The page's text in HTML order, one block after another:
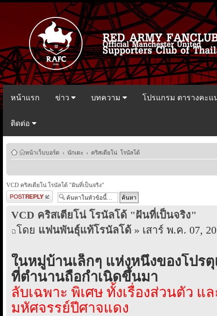
หน้าแรก ข่าว บทความ โปรแกรม ตารางคะ
ติดต่อ
หน้าเว็บบอร์ด ‹ นักเตะ ‹ คริสเตียโน่ โรนัลโด้
VCD คริสเตียโน่ โรนัลโด้ "ฝันที่เป็นจริง"
ตอบกระทู้
VCD คริสเตียโน่ โรนัลโด้ "ฝันที่เป็นจริง"
โดย แฟนพันธุ์แท้โรนัลโด้ » เสาร์ พ.ค. 07,
ในหมู่บ้านเล็กๆ แห่งหนึ่งของโปรตุ
ที่ตำนานถือกำเนิดขึ้นมา
ลับเฉพาะ พิเศษ ทั้งเรื่องส่วนตัว แ
มหัศจรรย์ปีศาจแดง